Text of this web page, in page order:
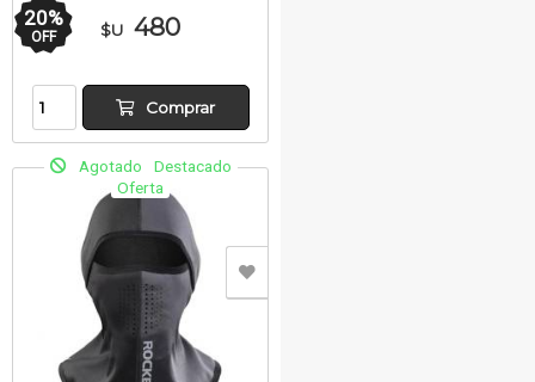
20%
OFF $U 480
Comprar
Agotado
Destacado
Oferta